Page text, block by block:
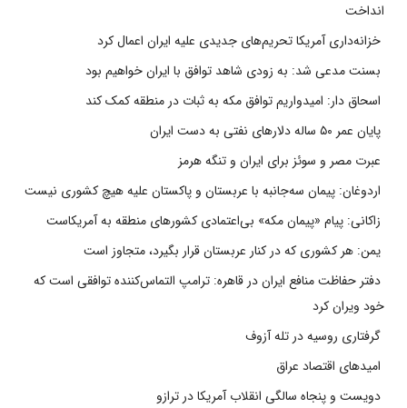
انداخت
خزانه‌داری آمریکا تحریم‌های جدیدی علیه ایران اعمال کرد
بسنت مدعی شد: به زودی شاهد توافق با ایران خواهیم بود
اسحاق دار: امیدواریم توافق مکه به ثبات در منطقه کمک کند
پایان عمر ۵۰ ساله دلارهای نفتی به دست ایران
عبرت مصر و سوئز برای ایران و تنگه هرمز
اردوغان: پیمان سه‌جانبه با عربستان و پاکستان علیه هیچ کشوری نیست
زاکانی: پیام «پیمان مکه» بی‌اعتمادی کشورهای منطقه به آمریکاست
یمن: هر کشوری که در کنار عربستان قرار بگیرد، متجاوز است
دفتر حفاظت منافع ایران در قاهره: ترامپ التماس‌کننده توافقی است که
خود ویران کرد
گرفتاری روسیه در تله آزوف
امیدهای اقتصاد عراق
دویست و پنجاه سالگی انقلاب آمریکا در ترازو